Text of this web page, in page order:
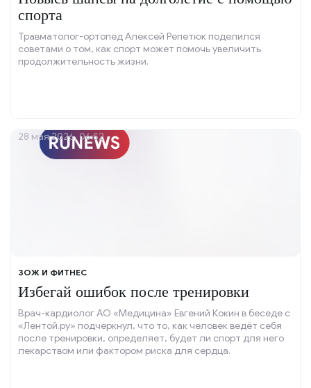
спорта
Травматолог-ортопед Алексей Репетюк поделился
советами о том, как спорт может помочь увеличить
продолжительность жизни.
ЗОЖ И ФИТНЕС
Избегай ошибок после тренировки
Врач-кардиолог АО «Медицина» Евгений Кокин в беседе с
«Лентой.ру» подчеркнул, что то, как человек ведёт себя
после тренировки, определяет, будет ли спорт для него
лекарством или фактором риска для сердца.
28 мая 2026, 06:52